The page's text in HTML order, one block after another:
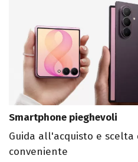
Smartphone pieghevoli
Guida all'acquisto e
conveniente